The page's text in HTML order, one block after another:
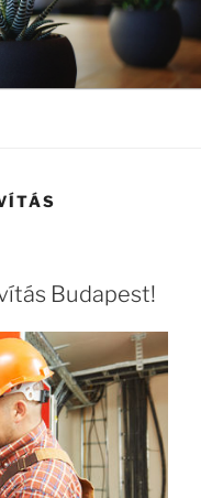
Budapest!